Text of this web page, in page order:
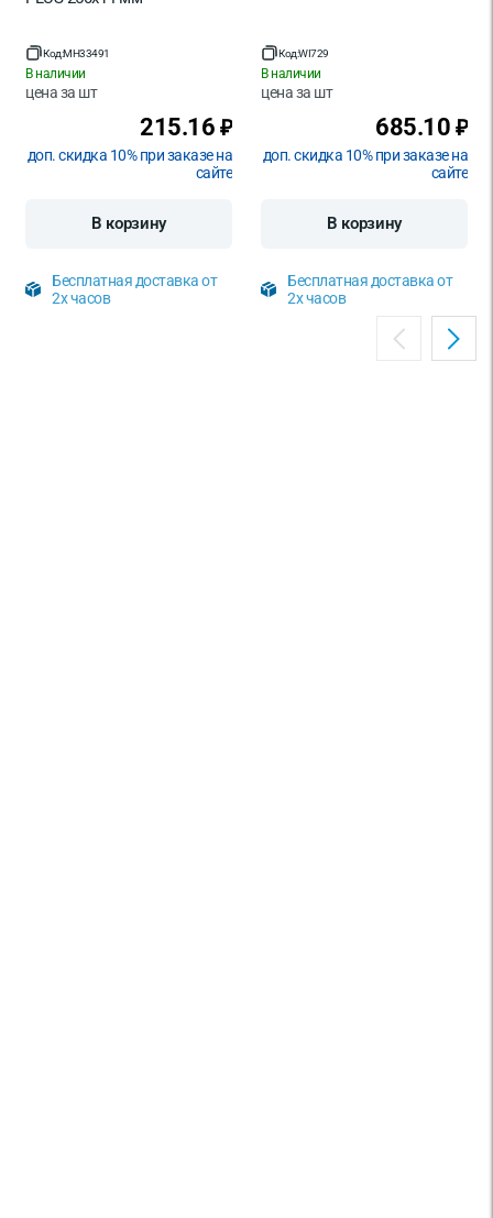
Код:MH33491
В наличии
цена за шт
215.16 ₽
доп. скидка 10% при заказе на
сайте
В корзину
Бесплатная доставка от
2х часов
Код:WI729
В наличии
цена за шт
685.10 ₽
доп. скидка 10% при заказе на
сайте
В корзину
Бесплатная доставка от
2х часов